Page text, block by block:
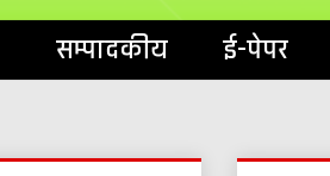
सम्पादकीय ई-पेपर